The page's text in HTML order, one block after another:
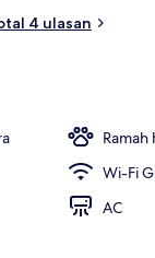
4 ulasan
Wi-Fi
AC